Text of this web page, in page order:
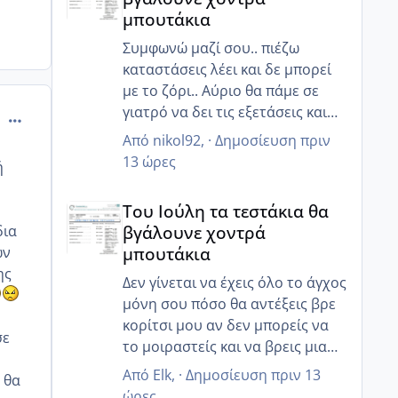
comment_498631
θα
ρυθμιστεί όλο αυτό... Εχθές
ήμουν μέσα στα νεύρα... Έκλαιγα
και δεν ήθελα να μου μιλήσει
άνθρωπος και έκλαιγα με
αφορμή αλλά πράγματα άσχετα,
απλά ξέσπασα....
μπουτάκια
Συμφωνώ μαζί σου.. πιέζω
καταστάσεις λέει και δε μπορεί
με το ζόρι.. Αύριο θα πάμε σε
γιατρό να δει τις εξετάσεις και
ίσως καταλάβει ότι πρέπει να
βιαστούμε.. 😒
Από nikol92, · Δημοσίευση πριν
13 ώρες
Του Ιούλη τα τεστάκια θα
βγάλουνε χοντρά
μπουτάκια
Δεν γίνεται να έχεις όλο το άγχος
μόνη σου πόσο θα αντέξεις βρε
κορίτσι μου αν δεν μπορείς να
το μοιραστείς και να βρεις μια
κατανόηση από τον άντρα σου
ποιος θα σε καταλάβει ;
Από Elk, · Δημοσίευση πριν 13